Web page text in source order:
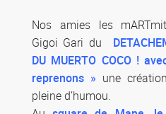
Nos amies les
Gigoi Gari du
DU MUERTO COCO !
reprenons » une
pleine d’humou.